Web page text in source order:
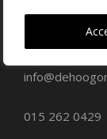
Vrederustlaan
015 262 0429